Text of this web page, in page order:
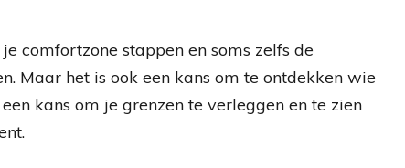
comfortzone stappen en soms zelfs de
Maar het is ook een kans om te ontdekken wie
kans om je grenzen te verleggen en te zien